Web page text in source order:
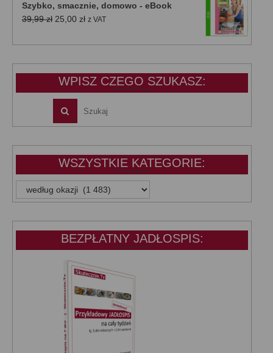
39,99 zł.25,00 zł.
Szybko, smacznie, domowo - eBook
39,99zł Pierwotna
wynosiła:
25,00 złAktualna
wynosi:
z VAT
WPISZ CZEGO SZUKASZ:
WSZYSTKIE KATEGORIE:
WSZYSTKIE
KATEGORIE:
BEZPŁATNY JADŁOSPIS: